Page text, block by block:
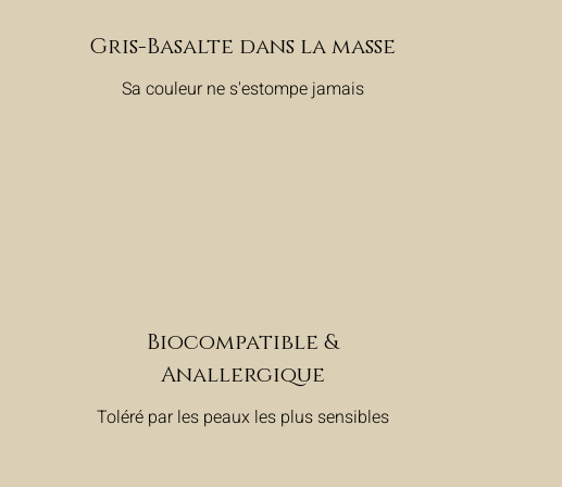
Gris-Basalte dans la masse
Sa couleur ne s'estompe jamais
Biocompatible &
Anallergique
Toléré par les peaux les plus sensibles